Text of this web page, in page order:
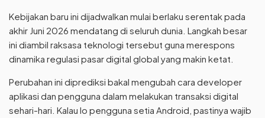
Kebijakan baru ini dijadwalkan mulai berlaku serentak pada
akhir Juni 2026 mendatang di seluruh dunia. Langkah besar
ini diambil raksasa teknologi tersebut guna merespons
dinamika regulasi pasar digital global yang makin ketat.
Perubahan ini diprediksi bakal mengubah cara developer
aplikasi dan pengguna dalam melakukan transaksi digital
sehari-hari. Kalau lo pengguna setia Android, pastinya wajib